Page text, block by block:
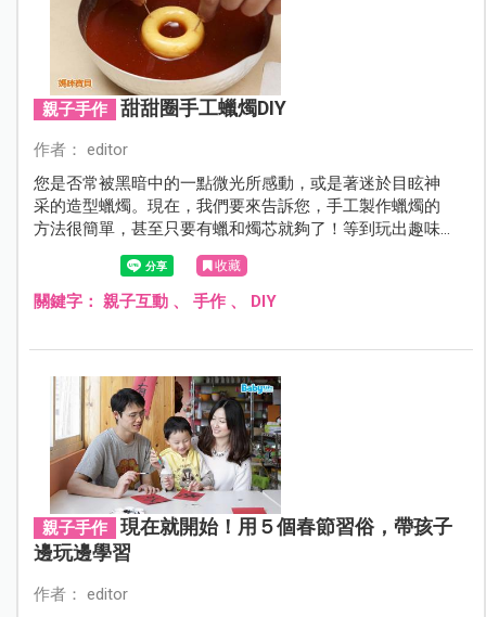
親子手作 甜甜圈手工蠟燭DIY
作者： editor
您是否常被黑暗中的一點微光所感動，或是著迷於目眩神
采的造型蠟燭。現在，我們要來告訴您，手工製作蠟燭的
方法很簡單，甚至只要有蠟和燭芯就夠了！等到玩出趣味
後，再結合不同的蠟染料、多樣的模型等，就可創造千變
萬化、風格獨具的造型蠟燭，點綴居家浪漫風！
收藏
關鍵字： 親子互動、 手作、 DIY
親子手作
現在就開始！用５個春節習俗，帶孩子
邊玩邊學習
作者： editor